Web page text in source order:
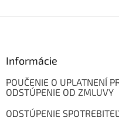
Informácie
POUČENIE O UPLATNENÍ
ODSTÚPENIE OD ZMLUVY
ODSTÚPENIE